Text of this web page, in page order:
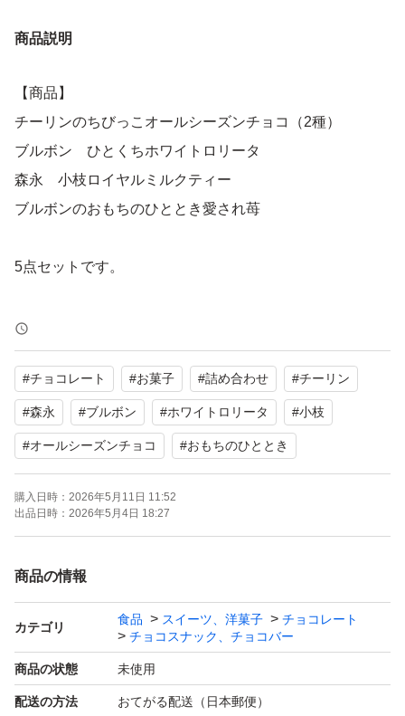
商品説明
【商品】
チーリンのちびっこオールシーズンチョコ（2種）
ブルボン ひとくちホワイトロリータ
森永 小枝ロイヤルミルクティー
ブルボンのおもちのひととき愛され苺
5点セットです。
簡易包装での発送になります。
カテ変再出品ご相談ください。
よろしくお願いいたします。
#チョコレート #お菓子 #詰め合わせ #チーリン
#森永 #ブルボン #ホワイトロリータ #小枝
#オールシーズンチョコ #おもちのひととき
購入日時： 2026年5月11日 11:52
出品日時： 2026年5月4日 18:27
商品の情報
カテゴリ
食品 スイーツ、洋菓子
チョコレート
チョコスナック、チョコバー
商品の状態 未使用
配送の方法 おてがる配送（日本郵便）